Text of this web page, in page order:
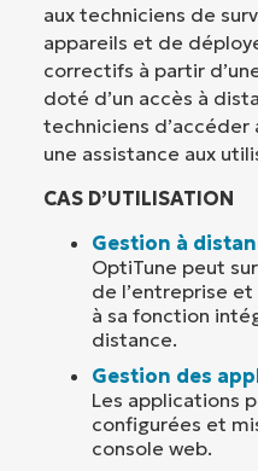
aux techniciens de
appareils et de
correctifs à partir
doté d’un accès à
techniciens
une assistance aux
CAS D’UTILISATION
Gestion à
OptiTune peut
de l’entreprise
à sa fonction
distance.
Gestion des
Les applications
configurées et
console web.